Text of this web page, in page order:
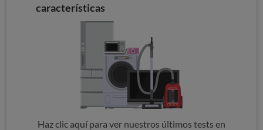
características
Haz clic aquí para ver nuestros últimos tests en